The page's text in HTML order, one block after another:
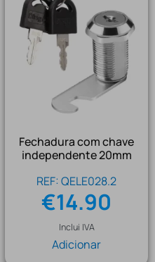
Fechadura com chave
independente 20mm
REF: QELE028.2
€14.90
Inclui IVA
Adicionar